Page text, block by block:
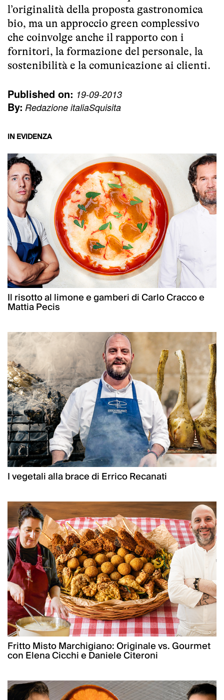
l’originalità della proposta gastronomica
bio, ma un approccio green complessivo
che coinvolge anche il rapporto con i
fornitori, la formazione del personale, la
sostenibilità e la comunicazione ai clienti.
Published on: 19-09-2013
By: Redazione italiaSquisita
IN EVIDENZA
Il risotto al limone e gamberi di Carlo Cracco e
Mattia Pecis
I vegetali alla brace di Errico Recanati
Fritto Misto Marchigiano: Originale vs. Gourmet
con Elena Cicchi e Daniele Citeroni